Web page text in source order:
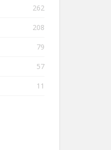
262
208
79
57
11